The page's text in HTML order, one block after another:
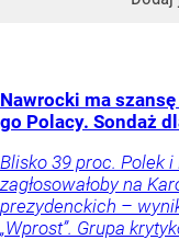
Nawrocki ma
go Polacy. Sondaż
Blisko 39 proc. Polek
zagłosowałoby na
prezydenckich –
„Wprost”. Grupa